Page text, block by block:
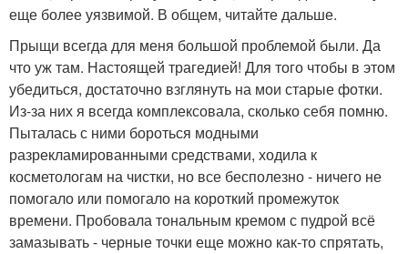
еще более уязвимой. В общем, читайте дальше.
Прыщи всегда для меня большой проблемой были. Да
что уж там. Настоящей трагедией! Для того чтобы в этом
убедиться, достаточно взглянуть на мои старые фотки.
Из-за них я всегда комплексовала, сколько себя помню.
Пыталась с ними бороться модными
разрекламированными средствами, ходила к
косметологам на чистки, но все бесполезно - ничего не
помогало или помогало на короткий промежуток
времени. Пробовала тональным кремом с пудрой всё
замазывать - черные точки еще можно как-то спрятать,